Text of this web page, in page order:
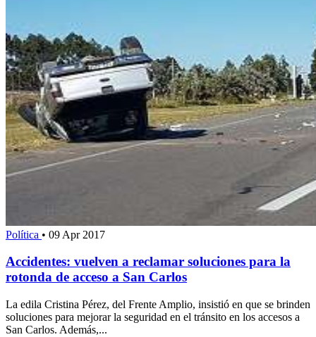
Política • 09 Apr 2017
Accidentes: vuelven a reclamar soluciones para la
rotonda de acceso a San Carlos
La edila Cristina Pérez, del Frente Amplio, insistió en que se brinden
soluciones para mejorar la seguridad en el tránsito en los accesos a
San Carlos. Además,...